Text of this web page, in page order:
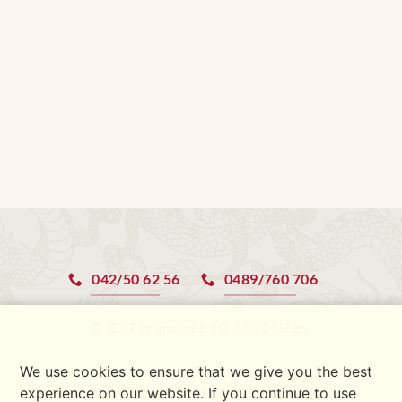
042/50 62 56 0489/760 706
Nous sommes ouvert tous les jours
de 11:30 à 15:00 et de 17:30 à 23:00
We use cookies to ensure that we give you the best
experience on our website. If you continue to use